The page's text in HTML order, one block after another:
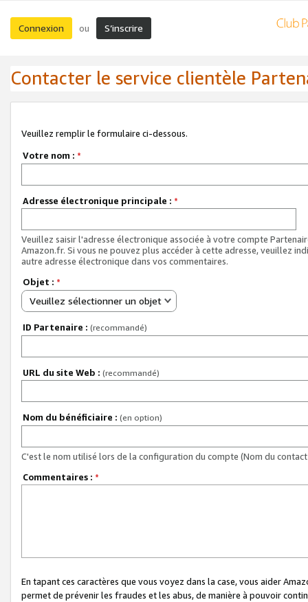
Connexion ou S’inscrire
Contacter le service clientèle
Veuillez remplir le formulaire ci-dessous.
Votre nom : *
Adresse électronique principale : *
Veuillez saisir l'adresse électronique associée à votre compte
Amazon.fr. Si vous ne pouvez plus accéder à cette adresse, veuillez
autre adresse électronique dans vos commentaires.
Objet : *
Veuillez sélectionner un objet
ID Partenaire : (recommandé)
URL du site Web : (recommandé)
Nom du bénéficiaire : (en option)
C'est le nom utilisé lors de la configuration du compte (Nom du
Commentaires : *
En tapant ces caractères que vous voyez dans la case, vous aider
permet de prévenir les fraudes et les abus, de manière à pouvoir